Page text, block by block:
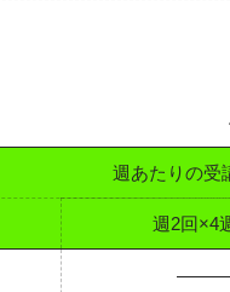
週あたりの受
週2回×4